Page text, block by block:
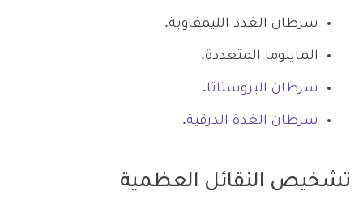
سرطان الغدد الليمفاوية.
المايلوما المتعددة.
سرطان البروستاتا.
سرطان الغدة الدرقية.
تشخيص النقائل العظمية